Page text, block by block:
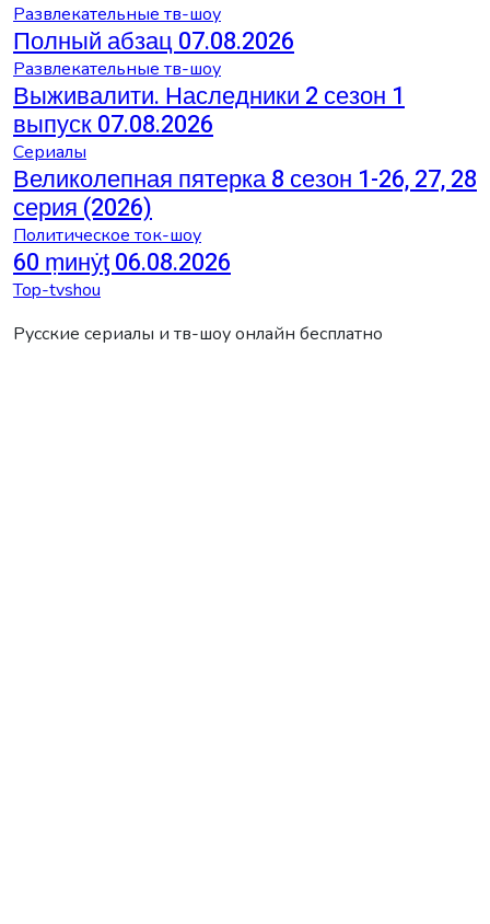
Развлекательные тв-шоу
Полный абзац 07.08.2026
Развлекательные тв-шоу
Выживалити. Наследники 2 сезон 1
выпуск 07.08.2026
Сериалы
Великолепная пятерка 8 сезон 1-26, 27, 28
серия (2026)
Политическое ток-шоу
60 ṃинẏƫ 06.08.2026
Top-tvshou
Русские сериалы и тв-шоу онлайн бесплатно